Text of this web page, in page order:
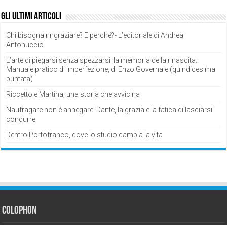
Gli ultimi articoli
Chi bisogna ringraziare? E perché?- L’editoriale di Andrea
Antonuccio
L’arte di piegarsi senza spezzarsi: la memoria della rinascita.
Manuale pratico di imperfezione, di Enzo Governale (quindicesima
puntata)
Riccetto e Martina, una storia che avvicina
Naufragare non è annegare: Dante, la grazia e la fatica di lasciarsi
condurre
Dentro Portofranco, dove lo studio cambia la vita
Colophon